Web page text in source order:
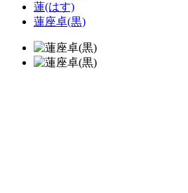
蓮(はす)
蓮座卓(黒)